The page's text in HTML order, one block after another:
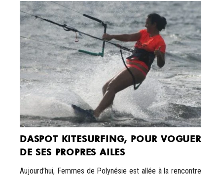
DASPOT KITESURFING, POUR VOGUER
DE SES PROPRES AILES
Aujourd’hui, Femmes de Polynésie est allée à la rencontre